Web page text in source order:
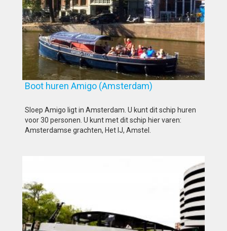
Boot huren Amigo (Amsterdam)
Sloep Amigo ligt in Amsterdam. U kunt dit schip huren
voor 30 personen. U kunt met dit schip hier varen:
Amsterdamse grachten, Het IJ, Amstel.